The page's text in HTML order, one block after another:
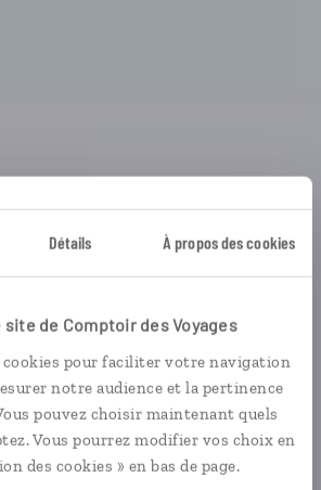
Détails À propos des cookies
de Comptoir des Voyages
pour faciliter votre navigation
notre audience et la pertinence
pouvez choisir maintenant quels
Vous pourrez modifier vos choix en
des cookies » en bas de page.
rives du lac
sur le lac Michigan, de Chicago à
Milwaukee.